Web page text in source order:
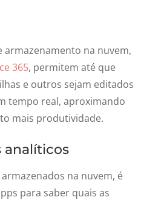
armazenamento na nuvem,
365, permitem até que
e outros sejam editados
tempo real, aproximando
mais produtividade.
analíticos
na nuvem, é
para saber quais as